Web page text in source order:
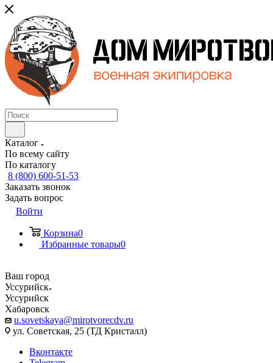
Каталог
По всему сайту
По каталогу
8 (800) 600-51-53
Заказать звонок
Задать вопрос
Войти
Корзина0
Избранные товары0
Ваш город
Уссурийск
Уссурийск
Хабаровск
u.sovetskaya@mirotvorecdv.ru
ул. Советская, 25 (ТД Кристалл)
Вконтакте